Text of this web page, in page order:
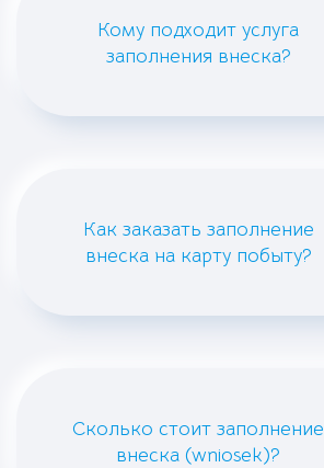
Кому подходит услуга
заполнения внеска?
Как заказать заполнение
внеска на карту побыту?
Сколько стоит заполнение
внеска (wniosek)?